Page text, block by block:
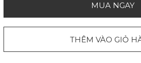
MUA NGAY
THÊM VÀO GIỎ